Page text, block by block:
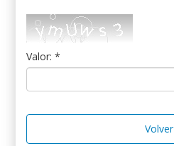
Valor: *
Volver